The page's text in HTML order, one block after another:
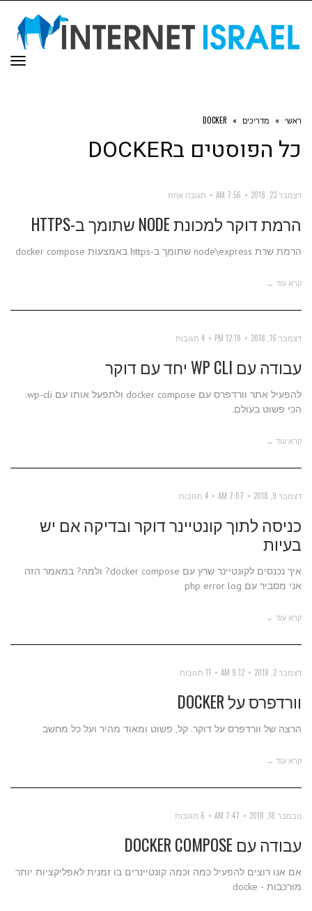
ראשי » מדריכים »
DOCKER
כל הפוסטים בDOCKER
דצמבר 23, 2018 7:56 AM תגובה אחת
הרמת דוקר למכונת NODE שתומך ב-HTTPS
הרמת שרת node\express שתומך ב-https באמצעות docker compose
קרא עוד ←
דצמבר 16, 2018 12:18 PM 4 תגובות
עבודה עם WP CLI יחד עם דוקר
להפעיל אתר וורדפרס עם docker compose ולתפעל אותו עם wp-cli.
הכי פשוט בעולם.
קרא עוד ←
דצמבר 9, 2018 7:07 AM 4 תגובות
כניסה לתוך קונטיינר דוקר ובדיקה אם יש
בעיות
איך נכנסים לקונטיינר שרץ עם docker compose? ולמה? במאמר הזה
אני מסביר עם php error log
קרא עוד ←
דצמבר 2, 2018 9:12 AM 11 תגובות
וורדפרס על DOCKER
הרצה של וורדפרס על דוקר. קל, פשוט ומאוד מהיר ועל כל מחשב
קרא עוד ←
נובמבר 18, 2018 7:47 AM 6 תגובות
עבודה עם DOCKER COMPOSE
אם אנו רוצים להפעיל כמה וכמה קונטיינרים בו זמנית לאפליקציות יותר
מורכבות - docke